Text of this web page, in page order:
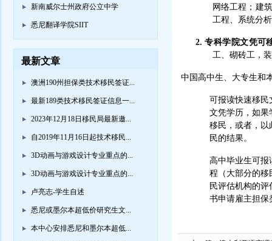
新南威尔士州政府公立中学
悉尼翻译学院SIIT
最新文章
澳洲190州担保类技术移民签证...
最新189类技术移民签证信息一...
2023年12月18日移民局最新邀...
自2019年11月16日起技术移民...
3D动画与游戏设计专业重点的...
3D动画与游戏设计专业重点的...
卢亮志-学生自述
悉尼或墨尔本超低价研究生文...
本中心安排悉尼和墨尔本超低...
网络工程；建
工程、系统分
2. 专科学院文凭可
工、砌砖工，
中国高中生、大专生和
可报读快速移民
文凭学历，如果
移民，或者，以
民的结果。
高中毕业生可报
程（大部分的移
民评估机构的
书申请雇主担保